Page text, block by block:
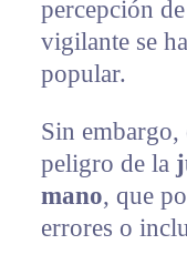
percepción
vigilante se
popular.
Sin
peligro de la
mano, que
errores o